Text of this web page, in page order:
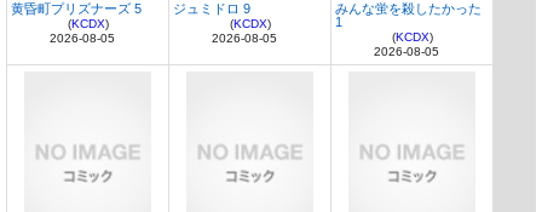
黄昏町プリズナーズ 5
(KCDX)
2026-08-05
ジュミドロ 9
(KCDX)
2026-08-05
みんな蛍を殺したかった
1
(KCDX)
2026-08-05